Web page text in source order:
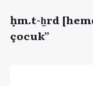
ḥm.t-ẖrd
çocuk”